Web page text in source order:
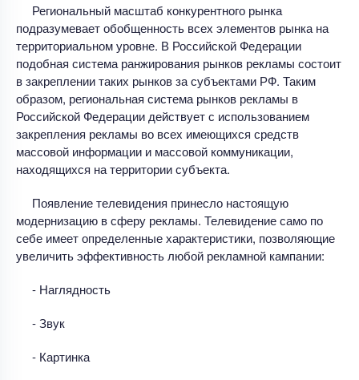
Региональный масштаб конкурентного рынка
подразумевает обобщенность всех элементов рынка на
территориальном уровне. В Российской Федерации
подобная система ранжирования рынков рекламы состоит
в закреплении таких рынков за субъектами РФ. Таким
образом, региональная система рынков рекламы в
Российской Федерации действует с использованием
закрепления рекламы во всех имеющихся средств
массовой информации и массовой коммуникации,
находящихся на территории субъекта.
Появление телевидения принесло настоящую
модернизацию в сферу рекламы. Телевидение само по
себе имеет определенные характеристики, позволяющие
увеличить эффективность любой рекламной кампании:
- Наглядность
- Звук
- Картинка